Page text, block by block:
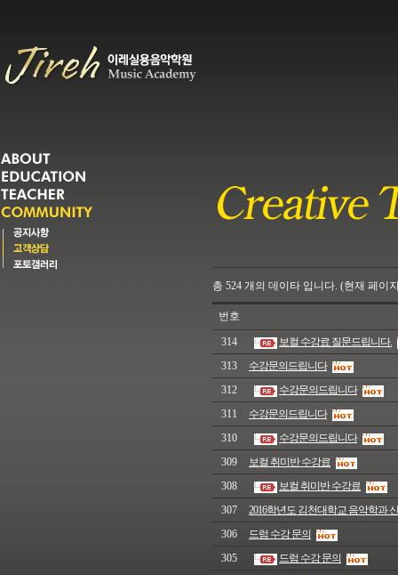
총 524 개의 데이타 입니다. (현재 페이
번호
314
보컬 수강료 질문드립니다.
313
수강문의드립니다
312
수강문의드립니다
311
수강문의드립니다
310
수강문의드립니다
309
보컬 취미반 수강료
308
보컬 취미반 수강료
307
2016학년도 김천대학교 음악학과
306
드럼 수강 문의
305
드럼 수강 문의